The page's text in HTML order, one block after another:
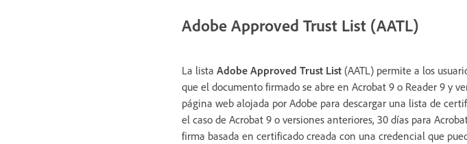
Adobe Approved Trust List (AATL)
La lista Adobe Approved Trust List (AATL) permite a los
que el documento firmado se abre en Acrobat 9 o Reader 9 y
página web alojada por Adobe para descargar una lista de
el caso de Acrobat 9 o versiones anteriores, 30 días para
firma basada en certificado creada con una credencial que